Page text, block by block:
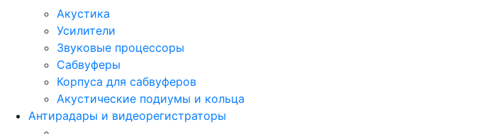
Акустика
Усилители
Звуковые процессоры
Сабвуферы
Корпуса для сабвуферов
Акустические подиумы и кольца
Антирадары и видеорегистраторы